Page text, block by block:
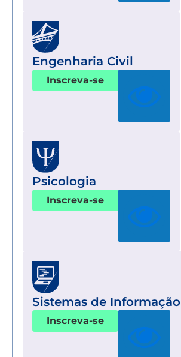
Engenharia Civil
Inscreva-se
Psicologia
Inscreva-se
Sistemas de Informação
Inscreva-se